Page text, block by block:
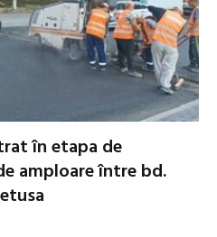
în etapa de
amploare între bd.